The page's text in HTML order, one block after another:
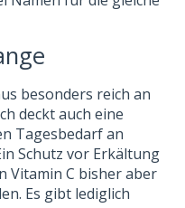
besonders reich an
deckt auch eine
Tagesbedarf an
Schutz vor Erkältung
Vitamin C bisher aber
Es gibt lediglich